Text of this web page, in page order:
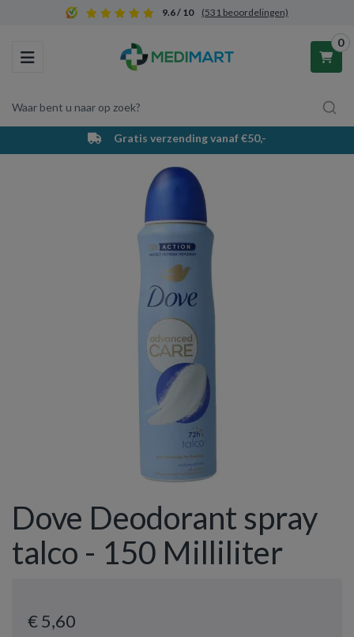
9.6 / 10 (531 beoordelingen)
Toggle navigation
Waar bent u naar op zoek?
0
Winkelwagen
Uw winkelwagen is leeg.
Vul hem met producten.
Gratis verzending vanaf €50,-
Dove Deodorant spray
talco - 150 Milliliter
€ 5,60